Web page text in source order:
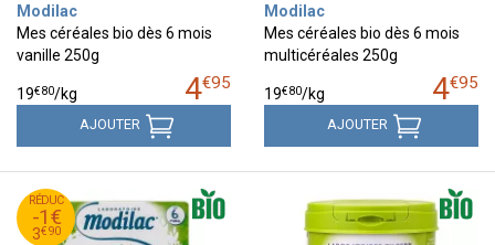
Modilac
Mes céréales bio dès 6 mois
vanille 250g
4€95
19€80/kg
AJOUTER
Modilac
Mes céréales bio dès 6 mois
multicéréales 250g
4€95
19€80/kg
AJOUTER
RÉDUC
-1€
3€90
4
€
90
3
€
90